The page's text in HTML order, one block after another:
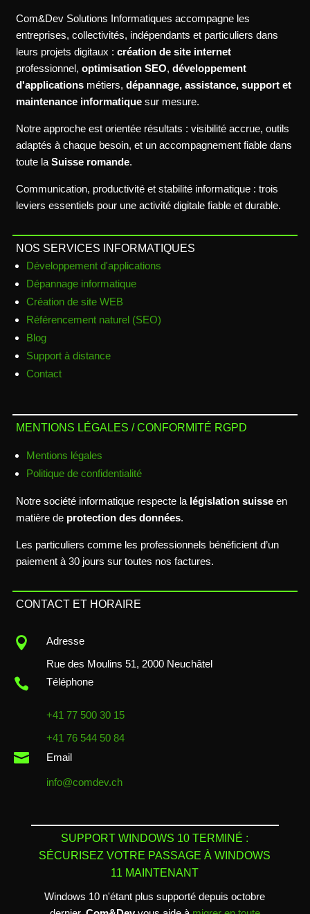
Com&Dev Solutions Informatiques accompagne les
entreprises, collectivités, indépendants et particuliers dans
leurs projets digitaux : création de site internet
professionnel, optimisation SEO, développement
d'applicationsmétiers, dépannage, assistance, support et
maintenance informatiquesur mesure.
Notre approche est orientée résultats : visibilité accrue, outils
adaptés à chaque besoin, et un accompagnement fiable dans
toute laSuisse romande.
Communication, productivité et stabilité informatique : trois
leviers essentiels pour une activité digitale fiable et durable.
NOS SERVICES INFORMATIQUES
Développement d'applications
Dépannage informatique
Création de site WEB
Référencement naturel (SEO)
Blog
Support à distance
Contact
MENTIONS LÉGALES / CONFORMITÉ RGPD
Mentions légales
Politique de confidentialité
Notre société informatique respecte la législation suisseen
matière de protection des données.
Les particuliers comme les professionnels bénéficient d’un
paiement à 30 jours sur toutes nos factures.
CONTACT ET HORAIRE

Adresse
Rue des Moulins 51, 2000 Neuchâtel
 Téléphone
+41 77 500 30 15
+41 76 544 50 84
 Email
info@comdev.ch
SUPPORT WINDOWS 10 TERMINÉ :
SÉCURISEZ VOTRE PASSAGE À WINDOWS
11 MAINTENANT
Windows 10 n'étant plus supporté depuis octobre